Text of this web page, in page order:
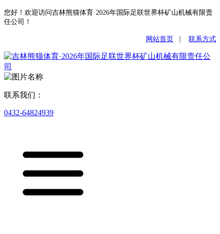
您好！欢迎访问吉林熊猫体育·2026年国际足联世界杯矿山机械有限责
任公司！
网站首页 联系方式
联系我们：
0432-64824939